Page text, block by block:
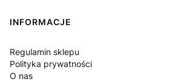
Linki w stopce
INFORMACJE
Regulamin sklepu
Polityka prywatności
O nas